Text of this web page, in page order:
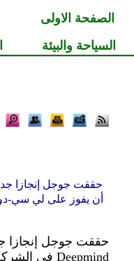
الصفحة الاولى
السياحة والبيئة